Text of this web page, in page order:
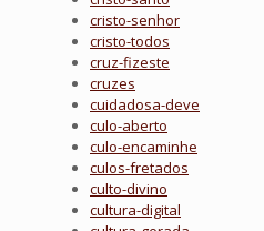
cristo-senhor
cristo-todos
cruz-fizeste
cruzes
cuidadosa-deve
culo-aberto
culo-encaminhe
culos-fretados
culto-divino
cultura-digital